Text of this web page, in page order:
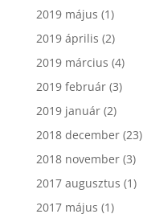
2019 május (1)
2019 április (2)
2019 március (4)
2019 február(3)
2019 január(2)
2018 december(23)
2018 november(3)
2017 augusztus (1)
2017 május (1)